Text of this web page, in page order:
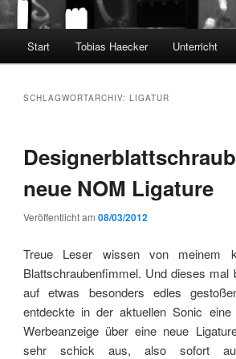
Start Tobias Haecker Unterricht
SCHLAGWORTARCHIV: LIGATUR
neue NOM Ligature
Veröffentlicht am 08/03/2012
Treue Leser wissen von meinem
Blattschraubenfimmel. Und dieses mal
auf etwas besonders edles
entdeckte in der aktuellen Sonic eine
Werbeanzeige über eine neue
sehr schick aus, also sofort